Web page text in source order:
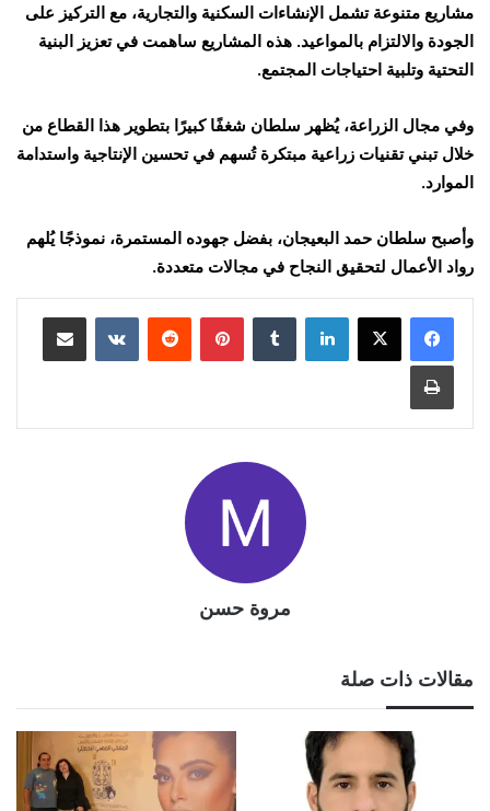
مشاريع متنوعة تشمل الإنشاءات السكنية والتجارية، مع التركيز على
الجودة والالتزام بالمواعيد. هذه المشاريع ساهمت في تعزيز البنية
التحتية وتلبية احتياجات المجتمع.
وفي مجال الزراعة، يُظهر سلطان شغفًا كبيرًا بتطوير هذا القطاع من
خلال تبني تقنيات زراعية مبتكرة تُسهم في تحسين الإنتاجية واستدامة
الموارد.
وأصبح سلطان حمد البعيجان، بفضل جهوده المستمرة، نموذجًا يُلهم
رواد الأعمال لتحقيق النجاح في مجالات متعددة.
لينكدإن بينتيريست مشاركة عبر البريد
طباعة
مروة حسن
مقالات ذات صلة